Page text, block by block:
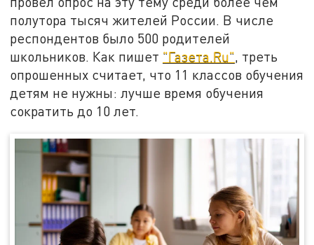
полутора тысяч жителей России. В числе
респондентов было 500 родителей
школьников. Как пишет "Газета.Ru", треть
опрошенных считает, что 11 классов обучения
детям не нужны: лучше время обучения
сократить до 10 лет.